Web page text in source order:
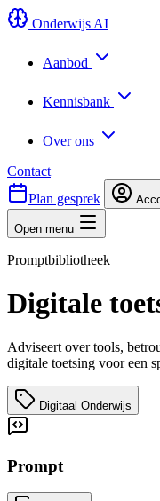
Onderwijs AI
Aanbod
Kennisbank
Over ons
Contact
Plan gesprek
Open menu
Promptbibliotheek
Digitale
Adviseert over tools,
digitale toetsing voor een
Digitaal Onderwijs
Prompt